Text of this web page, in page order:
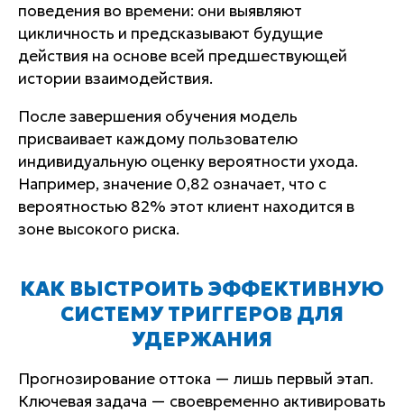
поведения во времени: они выявляют
цикличность и предсказывают будущие
действия на основе всей предшествующей
истории взаимодействия.
После завершения обучения модель
присваивает каждому пользователю
индивидуальную оценку вероятности ухода.
Например, значение 0,82 означает, что с
вероятностью 82% этот клиент находится в
зоне высокого риска.
КАК ВЫСТРОИТЬ ЭФФЕКТИВНУЮ
СИСТЕМУ ТРИГГЕРОВ ДЛЯ
УДЕРЖАНИЯ
Прогнозирование оттока — лишь первый этап.
Ключевая задача — своевременно активировать